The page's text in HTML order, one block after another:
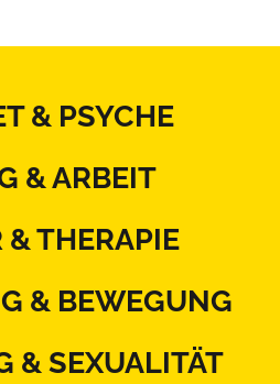
& PSYCHE
& ARBEIT
& THERAPIE
& BEWEGUNG
& SEXUALITÄT